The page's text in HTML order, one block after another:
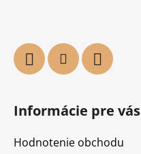
Informácie pre vás
Hodnotenie obchodu